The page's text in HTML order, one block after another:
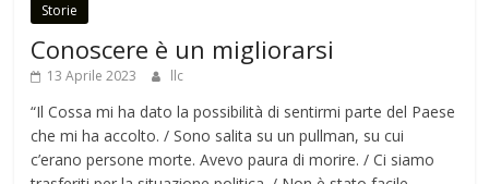
Storie
Conoscere è un migliorarsi
13 Aprile 2023 llc
“Il Cossa mi ha dato la possibilità di sentirmi parte del Paese
che mi ha accolto. / Sono salita su un pullman, su cui
c’erano persone morte. Avevo paura di morire. / Ci siamo